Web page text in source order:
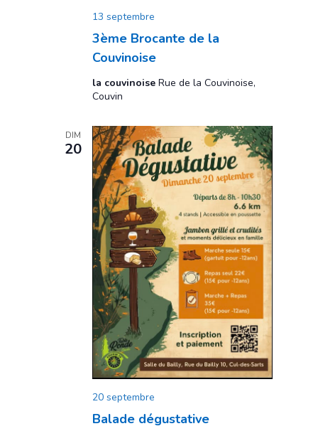
3ème Brocante de la
Couvinoise
13 septembre
la couvinoiseRue de la Couvinoise,
Couvin
DIM
20
Balade dégustative
20 septembre